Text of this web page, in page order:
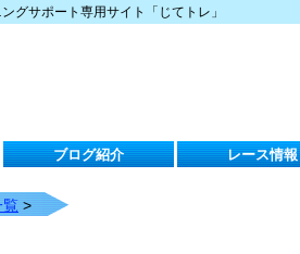
グサポート専用サイト「じてトレ」
ブログ紹介 レース情報
覧 >